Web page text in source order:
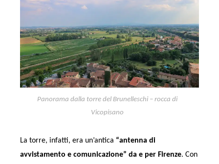
Panorama dalla torre del Brunelleschi – rocca di
Vicopisano
La torre, infatti, era un’antica “antenna di
avvistamento e comunicazione” da e per Firenze. Con